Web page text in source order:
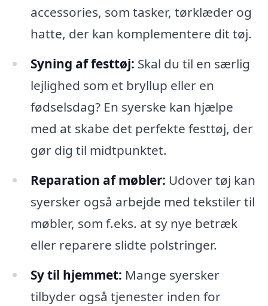
accessories, som tasker, tørklæder og
hatte, der kan komplementere dit tøj.
Syning af festtøj: Skal du til en særlig
lejlighed som et bryllup eller en
fødselsdag? En syerske kan hjælpe
med at skabe det perfekte festtøj, der
gør dig til midtpunktet.
Reparation af møbler: Udover tøj kan
syersker også arbejde med tekstiler til
møbler, som f.eks. at sy nye betræk
eller reparere slidte polstringer.
Sy til hjemmet: Mange syersker
tilbyder også tjenester inden for